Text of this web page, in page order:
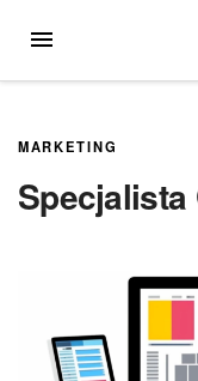
MENU
MARKETING